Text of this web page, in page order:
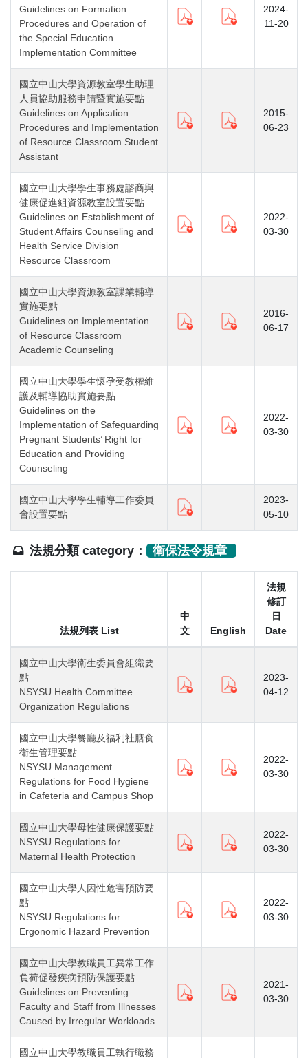
Guidelines on Formation
Procedures and Operation of
the Special Education
Implementation Committee
2024-
11-20
國立中山大學資源教室學生助理
人員協助服務申請暨實施要點
Guidelines on Application
Procedures and Implementation
of Resource Classroom Student
Assistant
2015-
06-23
國立中山大學學生事務處諮商與
健康促進組資源教室設置要點
Guidelines on Establishment of
Student Affairs Counseling and
Health Service Division
Resource Classroom
2022-
03-30
國立中山大學資源教室課業輔導
實施要點
Guidelines on Implementation
of Resource Classroom
Academic Counseling
2016-
06-17
國立中山大學學生懷孕受教權維
護及輔導協助實施要點
Guidelines on the
Implementation of Safeguarding
Pregnant Students’ Right for
Education and Providing
Counseling
2022-
03-30
國立中山大學學生輔導工作委員
會設置要點
2023-
05-10
法規分類 category： 衛保法令規章
法規列表 List
中
文
English
法規
修訂
日
Date
國立中山大學衛生委員會組織要
點
NSYSU Health Committee
Organization Regulations
2023-
04-12
國立中山大學餐廳及福利社膳食
衛生管理要點
NSYSU Management
Regulations for Food Hygiene
in Cafeteria and Campus Shop
2022-
03-30
國立中山大學母性健康保護要點
NSYSU Regulations for
Maternal Health Protection
2022-
03-30
國立中山大學人因性危害預防要
點
NSYSU Regulations for
Ergonomic Hazard Prevention
2022-
03-30
國立中山大學教職員工異常工作
負荷促發疾病預防保護要點
Guidelines on Preventing
Faculty and Staff from Illnesses
Caused by Irregular Workloads
2021-
03-30
國立中山大學教職員工執行職務